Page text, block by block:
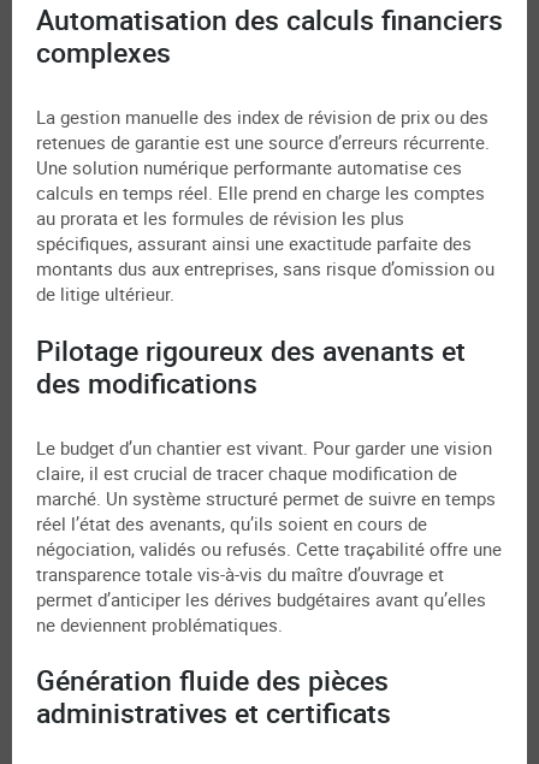
Automatisation des calculs financiers
complexes
La gestion manuelle des index de révision de prix ou des
retenues de garantie est une source d’erreurs récurrente.
Une solution numérique performante automatise ces
calculs en temps réel. Elle prend en charge les comptes
au prorata et les formules de révision les plus
spécifiques, assurant ainsi une exactitude parfaite des
montants dus aux entreprises, sans risque d’omission ou
de litige ultérieur.
Pilotage rigoureux des avenants et
des modifications
Le budget d’un chantier est vivant. Pour garder une vision
claire, il est crucial de tracer chaque modification de
marché. Un système structuré permet de suivre en temps
réel l’état des avenants, qu’ils soient en cours de
négociation, validés ou refusés. Cette traçabilité offre une
transparence totale vis-à-vis du maître d’ouvrage et
permet d’anticiper les dérives budgétaires avant qu’elles
ne deviennent problématiques.
Génération fluide des pièces
administratives et certificats